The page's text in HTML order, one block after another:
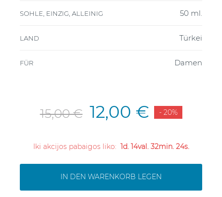
SOHLE, EINZIG, ALLEINIG 50 ml.
LAND Türkei
FÜR Damen
15,00 € 12,00 € - 20%
Iki akcijos pabaigos liko: 1d. 14val. 32min. 24s.
IN DEN WARENKORB LEGEN